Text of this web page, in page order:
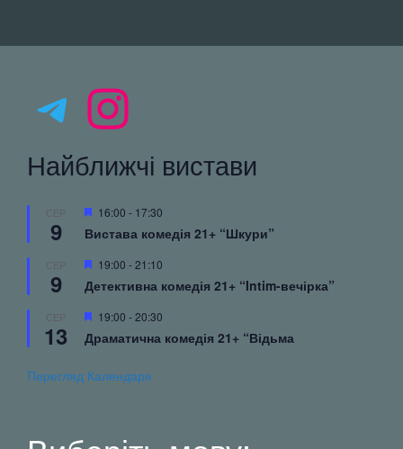
Telegram
Instagram
Найближчі вистави
СЕР
9
Вибрані
16:00 - 17:30
Вистава комедія 21+ “Шкури”
СЕР
9
Вибрані
19:00 -21:10
Детективна комедія 21+ “Intim-вечірка”
СЕР
13
Вибрані
19:00 -20:30
Драматична комедія 21+ “Відьма
Перегляд Календаря